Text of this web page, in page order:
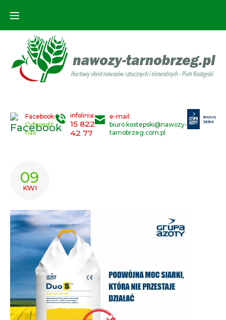
Facebook:
Odwiedź
nas
infolinia:
15 822
42 77
e-mail:
biuro.kostepski@nawozy-
tarnobrzeg.com.pl
DZIEŃ:
2026-
04-
09
09
KWI